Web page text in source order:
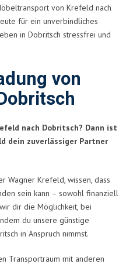
von Krefeld nach
für ein unverbindliches
in Dobritsch stressfrei und
von
nach Dobritsch? Dann ist
dein zuverlässiger Partner
Wagner Krefeld, wissen, dass
sein kann – sowohl finanziell
dir die Möglichkeit, bei
du unsere günstige
in Anspruch nimmst.
Transportraum mit anderen